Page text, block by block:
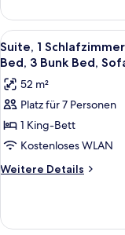
3
Bunk
Beds,
Sofa
Bed)
anzeigen
1
Schlafzimmer,
barrierearme
Badewanne
(King
Bed,
3
Beds,
Sofa
Alle
Fotos
für
Suite,
1
Schlafzimmer,
rollstuhlgeeignete
Dusche
Bed,
6
Suite, 1
Bed, 3 Bunk Bed,
52 m²
Platz für 7 Personen
1 King-Bett
Kostenloses WLAN
Weitere Details
Weitere
1